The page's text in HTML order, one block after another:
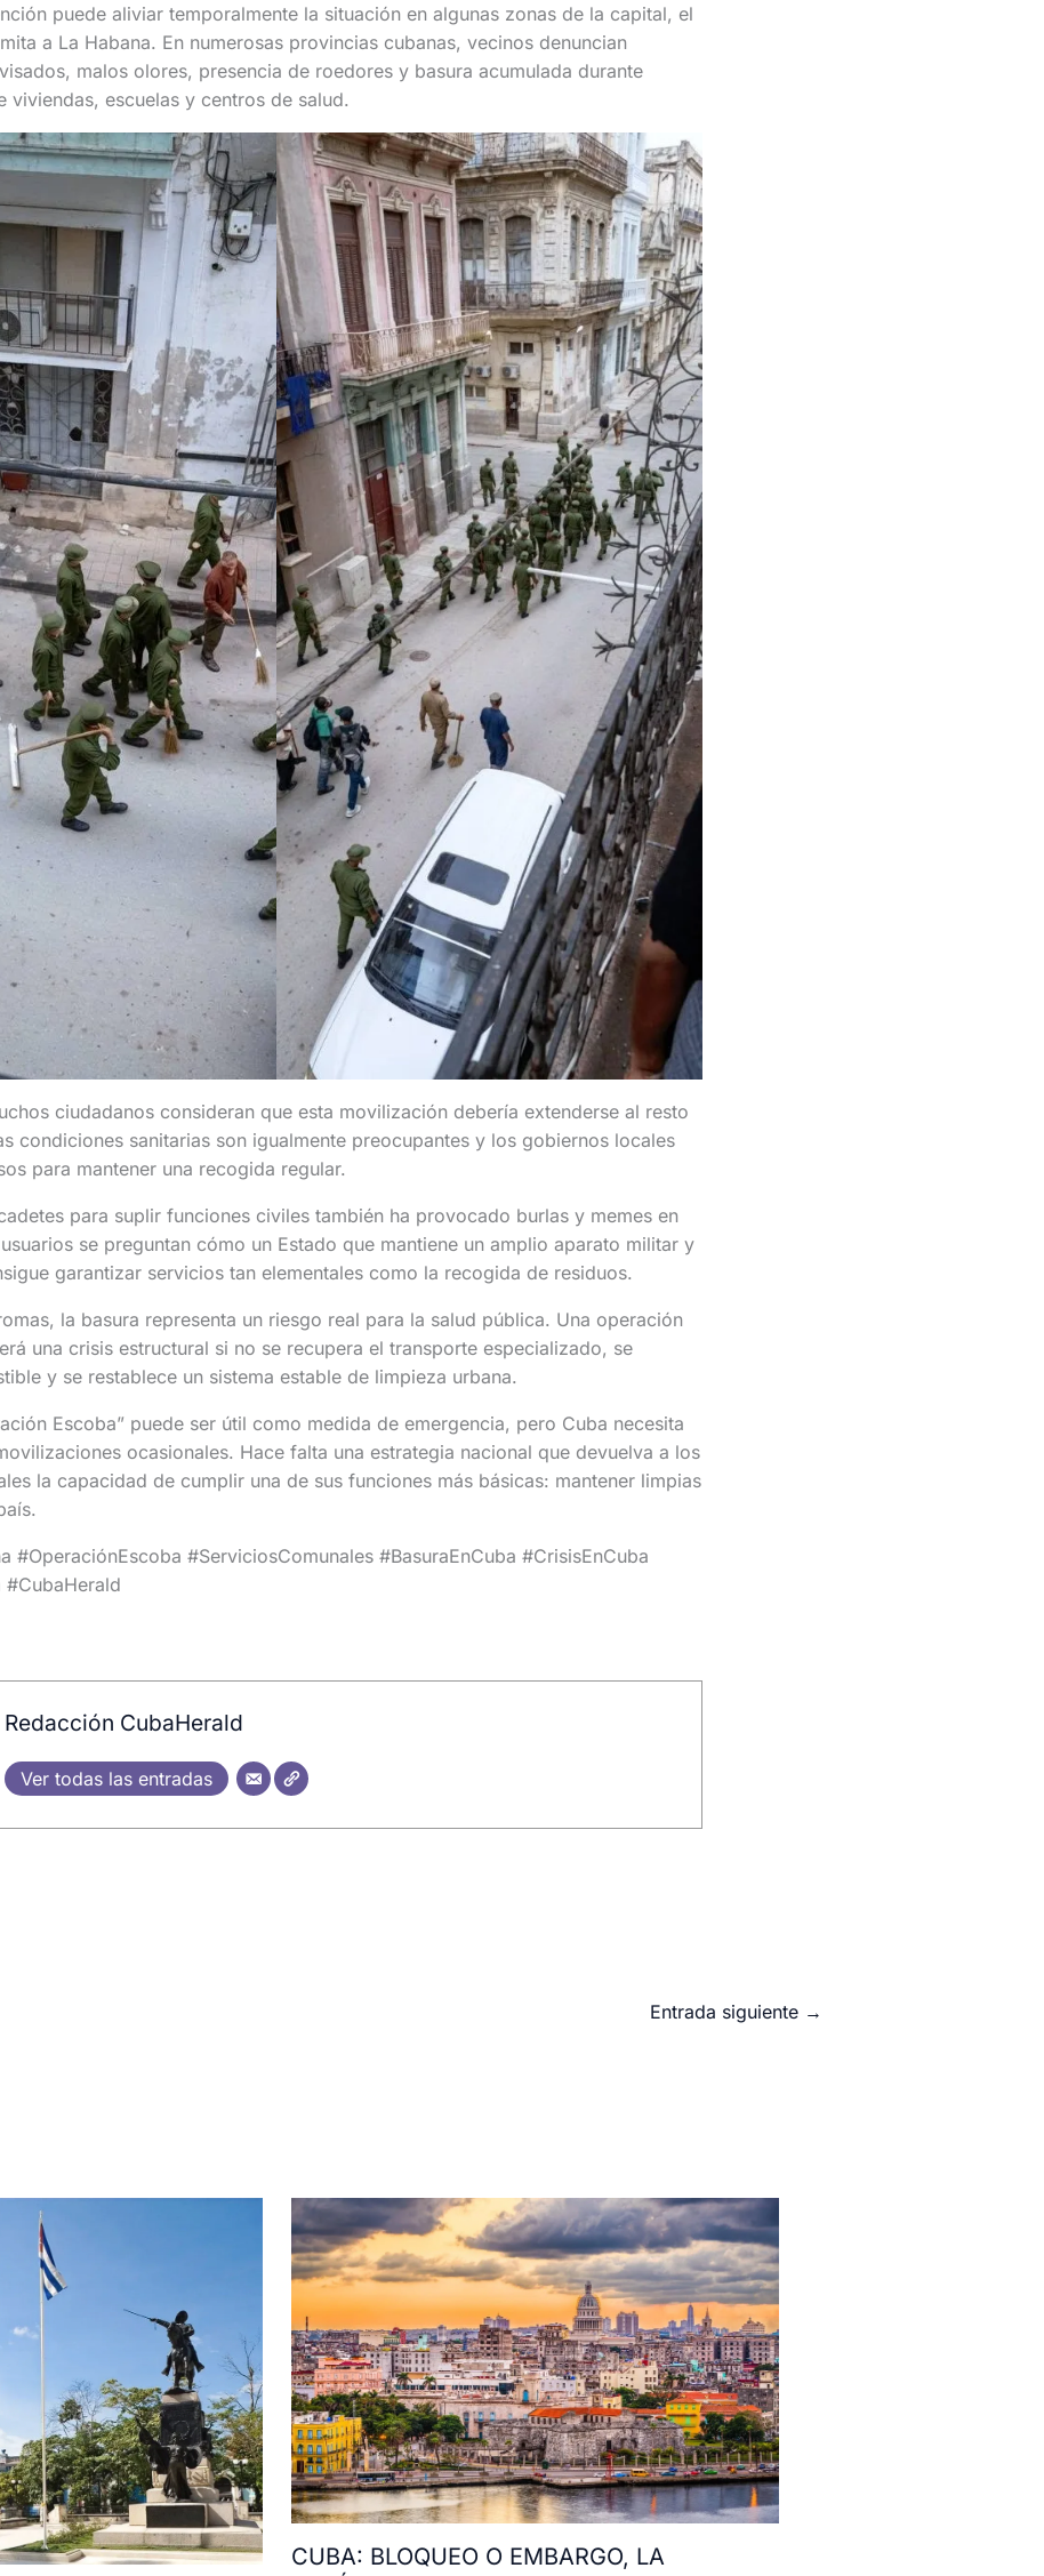
puede aliviar temporalmente la situación en algunas zonas de la capital, el
a La Habana. En numerosas provincias cubanas, vecinos denuncian
malos olores, presencia de roedores y basura acumulada durante
viviendas, escuelas y centros de salud.
ciudadanos consideran que esta movilización debería extenderse al resto
condiciones sanitarias son igualmente preocupantes y los gobiernos locales
para mantener una recogida regular.
para suplir funciones civiles también ha provocado burlas y memes en
se preguntan cómo un Estado que mantiene un amplio aparato militar y
garantizar servicios tan elementales como la recogida de residuos.
la basura representa un riesgo real para la salud pública. Una operación
una crisis estructural si no se recupera el transporte especializado, se
y se restablece un sistema estable de limpieza urbana.
Escoba” puede ser útil como medida de emergencia, pero Cuba necesita
ocasionales. Hace falta una estrategia nacional que devuelva a los
la capacidad de cumplir una de sus funciones más básicas: mantener limpias
#OperaciónEscoba #ServiciosComunales #BasuraEnCuba #CrisisEnCuba
Redacción CubaHerald
Ver todas las entradas
Entrada siguiente →
CUBA: BLOQUEO O EMBARGO, LA